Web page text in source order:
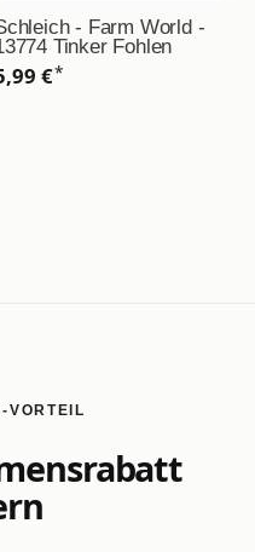
- Farm World -
Tinker Fohlen
€*
VORTEIL